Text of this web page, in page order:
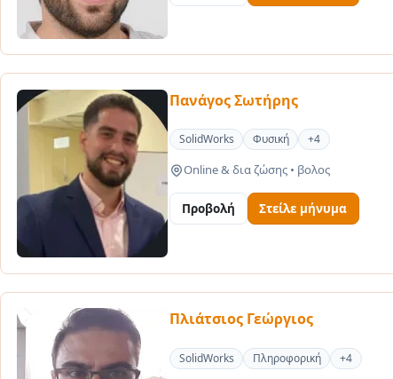
Πανάγος Σωτήρης
SolidWorks
Φυσική +4
Online & δια ζώσης • βολος
Προβολή Στείλε μήνυμα
Πλιάτσιος Γεώργιος
SolidWorks
Πληροφορική +4